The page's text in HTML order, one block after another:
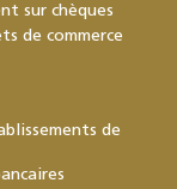
sur chèques
de commerce
de